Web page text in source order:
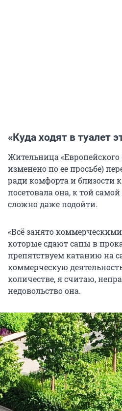
«Куда ходят в туалет
Жительница
изменено по ее просьбе)
ради комфорта и близости
посетовала она, к той
сложно даже подойти.
«Всё занято
которые сдают сапы в
препятствуем катанию на
коммерческую
количестве, я считаю,
недовольство она.